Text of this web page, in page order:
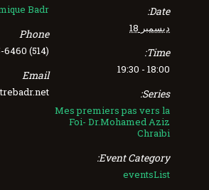
Date:
ديسمبر 18
Time:
18:00 - 19:30
Series:
Mes premiers pas vers la
Foi- Dr.Mohamed Aziz
Chraibi
Event Category:
eventsList
Badr
Phone
(514) 255-6460
Email